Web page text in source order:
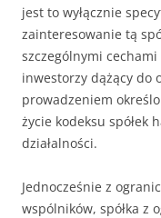
jest to wyłącznie
zainteresowanie tą
szczególnymi cechami
inwestorzy dążący do
prowadzeniem
życie kodeksu spółek
działalności.
Jednocześnie z
wspólników, spó­łka z